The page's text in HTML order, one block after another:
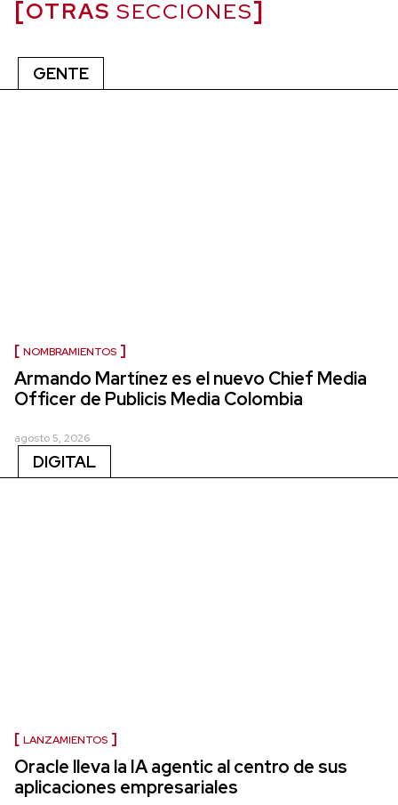
OTRAS SECCIONES
GENTE
NOMBRAMIENTOS
Armando Martínez es el nuevo Chief Media
Officer de Publicis Media Colombia
agosto 5, 2026
DIGITAL
LANZAMIENTOS
Oracle lleva la IA agentic al centro de sus
aplicaciones empresariales